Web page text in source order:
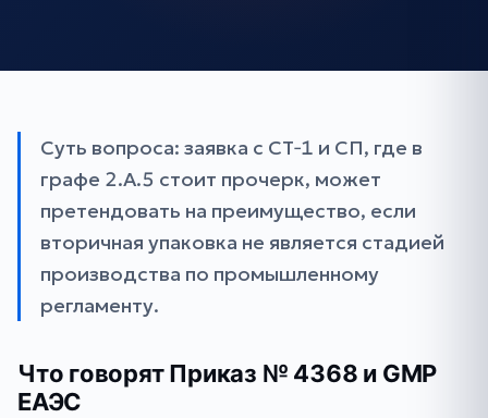
Суть вопроса: заявка с СТ‑1 и СП, где в
графе 2.А.5 стоит прочерк, может
претендовать на преимущество, если
вторичная упаковка не является стадией
производства по промышленному
регламенту.
Что говорят Приказ № 4368 и GMP
ЕАЭС